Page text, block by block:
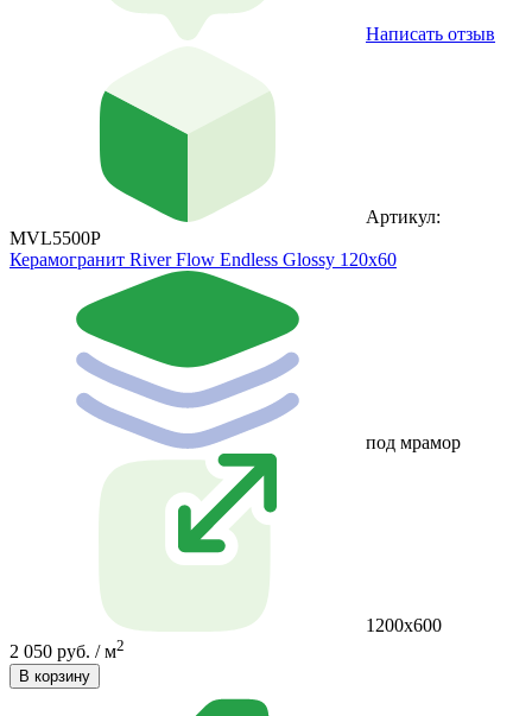
Написать отзыв
Артикул:
MVL5500P
Керамогранит River Flow Endless Glossy 120х60
под мрамор
1200х600
2 050 руб. / м2
В корзину